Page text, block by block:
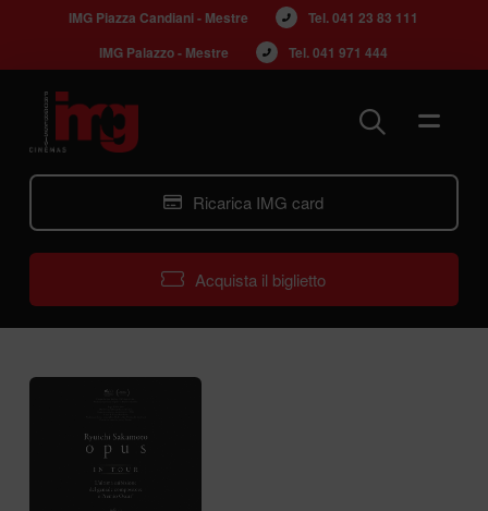
IMG Piazza Candiani - Mestre Tel. 041 23 83 111
IMG Palazzo - Mestre
Tel. 041 971 444
Ricarica IMG card
Acquista il biglietto